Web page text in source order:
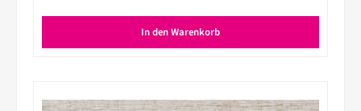
In den Warenkorb